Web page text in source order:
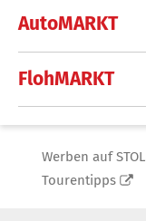
AutoMARKT
FlohMARKT
Werben auf STOL
Tourentipps